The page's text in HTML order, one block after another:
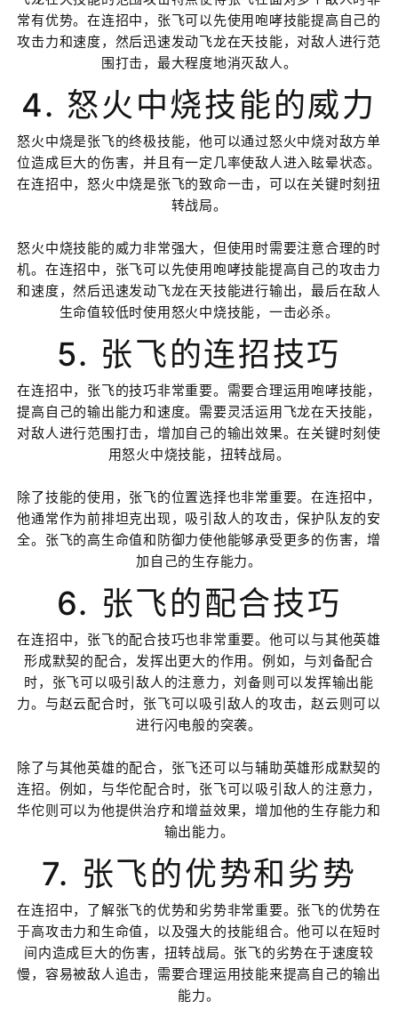
常有优势。在连招中，张飞可以先使用咆哮技能提高自己的
攻击力和速度，然后迅速发动飞龙在天技能，对敌人进行范
围打击，最大程度地消灭敌人。
4. 怒火中烧技能的威力
怒火中烧是张飞的终极技能，他可以通过怒火中烧对敌方单
位造成巨大的伤害，并且有一定几率使敌人进入眩晕状态。
在连招中，怒火中烧是张飞的致命一击，可以在关键时刻扭
转战局。
怒火中烧技能的威力非常强大，但使用时需要注意合理的时
机。在连招中，张飞可以先使用咆哮技能提高自己的攻击力
和速度，然后迅速发动飞龙在天技能进行输出，最后在敌人
生命值较低时使用怒火中烧技能，一击必杀。
5. 张飞的连招技巧
在连招中，张飞的技巧非常重要。需要合理运用咆哮技能，
提高自己的输出能力和速度。需要灵活运用飞龙在天技能，
对敌人进行范围打击，增加自己的输出效果。在关键时刻使
用怒火中烧技能，扭转战局。
除了技能的使用，张飞的位置选择也非常重要。在连招中，
他通常作为前排坦克出现，吸引敌人的攻击，保护队友的安
全。张飞的高生命值和防御力使他能够承受更多的伤害，增
加自己的生存能力。
6. 张飞的配合技巧
在连招中，张飞的配合技巧也非常重要。他可以与其他英雄
形成默契的配合，发挥出更大的作用。例如，与刘备配合
时，张飞可以吸引敌人的注意力，刘备则可以发挥输出能
力。与赵云配合时，张飞可以吸引敌人的攻击，赵云则可以
进行闪电般的突袭。
除了与其他英雄的配合，张飞还可以与辅助英雄形成默契的
连招。例如，与华佗配合时，张飞可以吸引敌人的注意力，
华佗则可以为他提供治疗和增益效果，增加他的生存能力和
输出能力。
7. 张飞的优势和劣势
在连招中，了解张飞的优势和劣势非常重要。张飞的优势在
于高攻击力和生命值，以及强大的技能组合。他可以在短时
间内造成巨大的伤害，扭转战局。张飞的劣势在于速度较
慢，容易被敌人追击，需要合理运用技能来提高自己的输出
能力。